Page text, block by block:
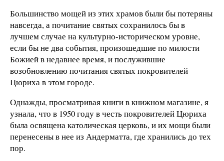
Большинство мощей из этих храмов были бы потеряны
навсегда, а почитание святых сохранилось бы в
лучшем случае на культурно-историческом уровне,
если бы не два события, произошедшие по милости
Божией в недавнее время, и послужившие
возобновлению почитания святых покровителей
Цюриха в этом городе.
Однажды, просматривая книги в книжном магазине, я
узнала, что в 1950 году в честь покровителей Цюриха
была освящена католическая церковь, и их мощи были
перенесены в нее из Андерматта, где хранились до тех
пор.